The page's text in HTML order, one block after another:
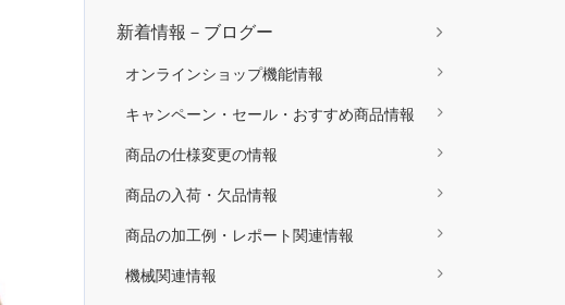
新着情報－ブログー
オンラインショップ機能情報
キャンペーン・セール・おすすめ商品情報
商品の仕様変更の情報
商品の入荷・欠品情報
商品の加工例・レポート関連情報
機械関連情報